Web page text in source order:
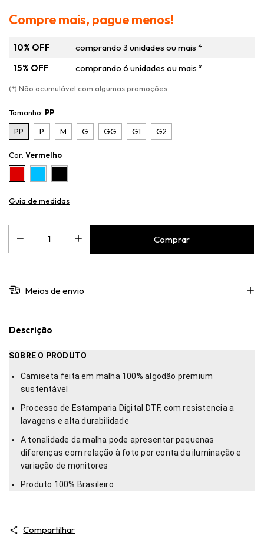
Compre mais, pague menos!
10% OFF
comprando 3 unidades ou mais *
15% OFF
comprando 6 unidades ou mais *
(*) Não acumulável com algumas promoções
Tamanho: PP
PP
P M G GG G1 G2
Cor: Vermelho
Guia de medidas
Meios de envio
Descrição
SOBRE O PRODUTO
Camiseta feita em malha 100% algodão premium
sustentável
Processo de Estamparia Digital DTF, com resistencia a
lavagens e alta durabilidade
A tonalidade da malha pode apresentar pequenas
diferenças com relação à foto por conta da iluminação e
variação de monitores
Produto 100% Brasileiro
Compartilhar